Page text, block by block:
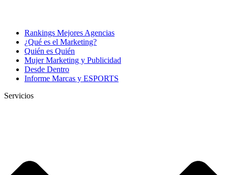
Rankings Mejores Agencias
¿Qué es el Marketing?
Quién es Quién
Mujer Marketing y Publicidad
Desde Dentro
Informe Marcas y ESPORTS
Servicios